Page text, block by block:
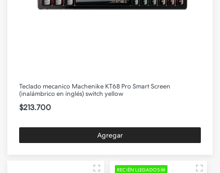
Teclado mecanico Machenike KT68 Pro Smart Screen
(inalámbrico en inglés) switch yellow
$213.700
Agregar
RECIÉN LLEGADOS 🆕